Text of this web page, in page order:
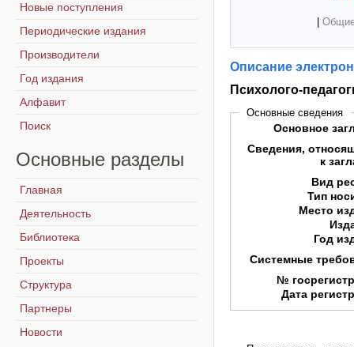
Описание
Психолого-
Основные сведения
Основное
Сведения,
к
Вид
Тип
Место
Год
Системные
№
Дата
Новые поступления
Периодические издания
Производители
Год издания
Алфавит
Поиск
Основные разделы
Главная
Деятельность
Библиотека
Проекты
Структура
Партнеры
Новости